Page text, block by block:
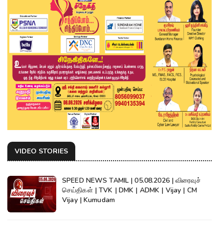
VIDEO STORIES
SPEED NEWS TAMIL | 05.08.2026 | விரைவுச்
செய்திகள் | TVK | DMK | ADMK | Vijay | CM
Vijay | Kumudam